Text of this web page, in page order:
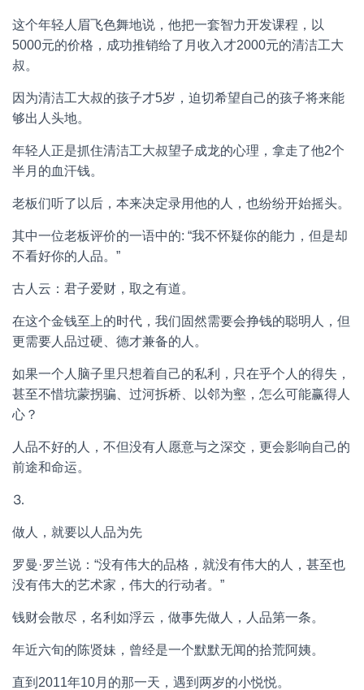
这个年轻人眉飞色舞地说，他把一套智力开发课程，以
5000元的价格，成功推销给了月收入才2000元的清洁工大
叔。
因为清洁工大叔的孩子才5岁，迫切希望自己的孩子将来能
够出人头地。
年轻人正是抓住清洁工大叔望子成龙的心理，拿走了他2个
半月的血汗钱。
老板们听了以后，本来决定录用他的人，也纷纷开始摇头。
其中一位老板评价的一语中的: “我不怀疑你的能力，但是却
不看好你的人品。”
古人云：君子爱财，取之有道。
在这个金钱至上的时代，我们固然需要会挣钱的聪明人，但
更需要人品过硬、德才兼备的人。
如果一个人脑子里只想着自己的私利，只在乎个人的得失，
甚至不惜坑蒙拐骗、过河拆桥、以邻为壑，怎么可能赢得人
心？
人品不好的人，不但没有人愿意与之深交，更会影响自己的
前途和命运。
⒊
做人，就要以人品为先
罗曼·罗兰说：“没有伟大的品格，就没有伟大的人，甚至也
没有伟大的艺术家，伟大的行动者。”
钱财会散尽，名利如浮云，做事先做人，人品第一条。
年近六旬的陈贤妹，曾经是一个默默无闻的拾荒阿姨。
直到2011年10月的那一天，遇到两岁的小悦悦。